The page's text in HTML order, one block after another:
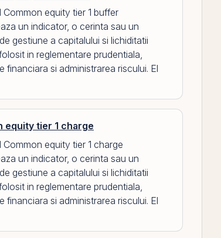
Common equity tier 1 buffer
un indicator, o cerinta sau un
gestiune a capitalului si lichiditatii
in reglementare prudentiala,
financiara si administrarea riscului. El
equity tier 1 charge
Common equity tier 1 charge
un indicator, o cerinta sau un
gestiune a capitalului si lichiditatii
in reglementare prudentiala,
financiara si administrarea riscului. El